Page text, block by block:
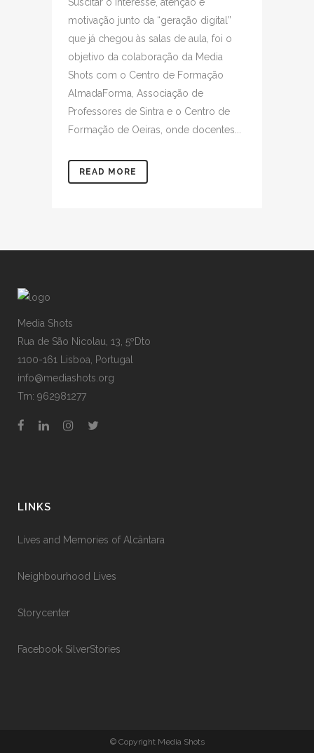
motivação junto da “geração digital”
que já chegou às salas de aula, foi o
objetivo da colaboração da Media
Shots com o Centro de Formação
AlmadaForma, Associação de
Professores de Sintra e o Centro de
Formação de Oeiras, onde docentes...
READ MORE
Media Shots
Rua de São Nicolau, 13, 5ºDto
1100-161 Lisboa, Portugal
info@mediashots.org
Tm: 962981277
LINKS
Lives and Memories of Alcântara
Neighbourhood Lives
Storycenter
Facebook SilverStories
© Copyright Media Shots